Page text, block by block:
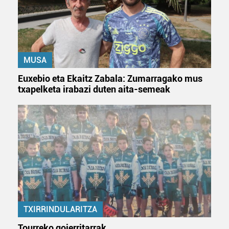
baliatzen gara. Ohar hau onartuz gero, teknologia hori
erabiltzeko baimen esplizitua ematen diguzu.Gehiago
irakurri
MUSA
Euxebio eta Ekaitz Zabala: Zumarragako mus
txapelketa irabazi duten aita-semeak
TXIRRINDULARITZA